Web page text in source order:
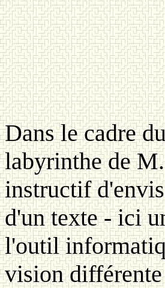
Dans le cadre
labyrinthe de
instructif
d'un texte - ici
l'outil
vision